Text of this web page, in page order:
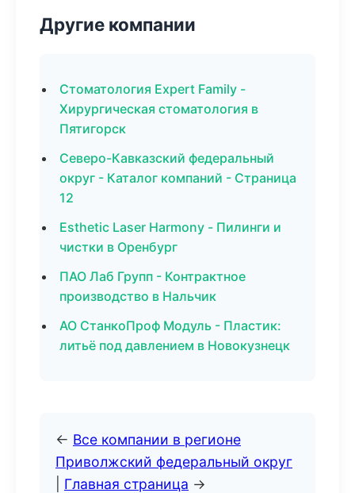
Другие компании
Стоматология Expert Family -
Хирургическая стоматология в
Пятигорск
Северо-Кавказский федеральный
округ - Каталог компаний - Страница
12
Esthetic Laser Harmony - Пилинги и
чистки в Оренбург
ПАО Лаб Групп - Контрактное
производство в Нальчик
АО СтанкоПроф Модуль - Пластик:
литьё под давлением в Новокузнецк
← Все компании в регионе
Приволжский федеральный округ
Главная страница →